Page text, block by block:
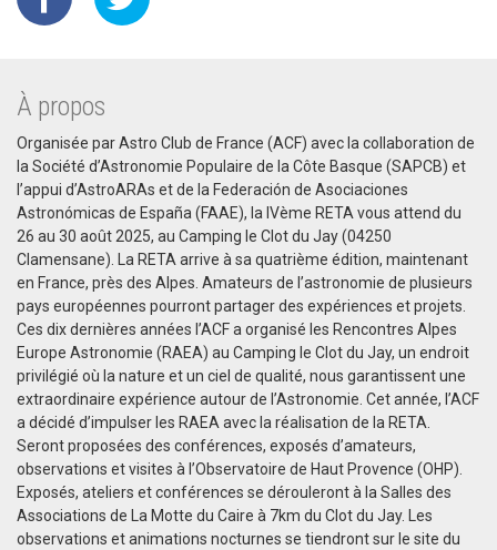
À propos
Organisée par Astro Club de France (ACF) avec la collaboration de
la Société d’Astronomie Populaire de la Côte Basque (SAPCB) et
l’appui d’AstroARAs et de la Federación de Asociaciones
Astronómicas de España (FAAE), la IVème RETA vous attend du
26 au 30 août 2025, au Camping le Clot du Jay (04250
Clamensane). La RETA arrive à sa quatrième édition, maintenant
en France, près des Alpes. Amateurs de l’astronomie de plusieurs
pays européennes pourront partager des expériences et projets.
Ces dix dernières années l’ACF a organisé les Rencontres Alpes
Europe Astronomie (RAEA) au Camping le Clot du Jay, un endroit
privilégié où la nature et un ciel de qualité, nous garantissent une
extraordinaire expérience autour de l’Astronomie. Cet année, l’ACF
a décidé d’impulser les RAEA avec la réalisation de la RETA.
Seront proposées des conférences, exposés d’amateurs,
observations et visites à l’Observatoire de Haut Provence (OHP).
Exposés, ateliers et conférences se dérouleront à la Salles des
Associations de La Motte du Caire à 7km du Clot du Jay. Les
observations et animations nocturnes se tiendront sur le site du